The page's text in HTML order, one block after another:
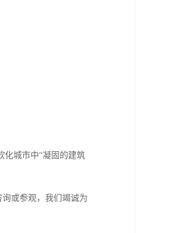
化城市中“凝固的建筑
或参观，我们竭诚为